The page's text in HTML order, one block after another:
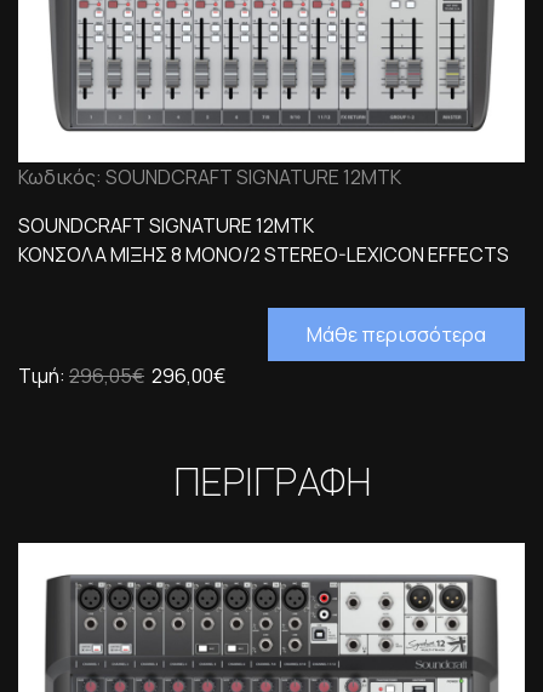
Κωδικός: SOUNDCRAFT SIGNATURE 12MTK
SOUNDCRAFT SIGNATURE 12MTK
ΚΟΝΣΟΛΑ ΜΙΞΗΣ 8 MONO/2 STEREO-LEXICON EFFECTS
Μάθε περισσότερα
Τιμή: 296,05€ 296,00€
ΠΕΡΙΓΡΑΦΗ